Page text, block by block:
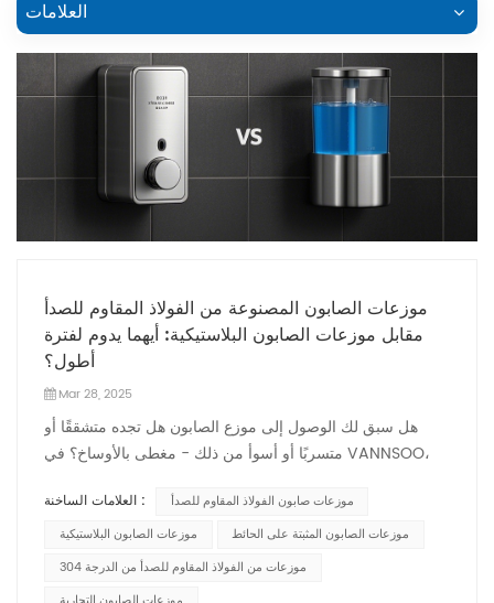
العلامات
موزعات الصابون المصنوعة من الفولاذ المقاوم للصدأ
مقابل موزعات الصابون البلاستيكية: أيهما يدوم لفترة
أطول؟
Mar 28, 2025
هل سبق لك الوصول إلى موزع الصابون هل تجده متشققًا أو
متسربًا أو أسوأ من ذلك - مغطى بالأوساخ؟ في VANNSOO،
جيدًا. يكمن سر تجنب هذه المشاكل في خيار واحد حاسم: الفولاذ
المقاوم للصدأ أم البلاستيك؟ في حين أن موزعات البلاستيك قد
تلفت انتباهك بسعرها المنخفض، إلا أن اختباراتنا الاحترافية
العلامات الساخنة :
موزعات صابون الفولاذ المقاوم للصدأ
موزعات الصابون البلاستيكية
موزعات الصابون المثبتة على الحائط
موزعات من الفولاذ المقاوم للصدأ من الدرجة 304